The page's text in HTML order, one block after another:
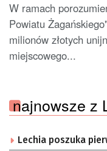
W ramach
Powiatu
milionów złotych
miejscowego...
najnowsze z
Lechia poszuka